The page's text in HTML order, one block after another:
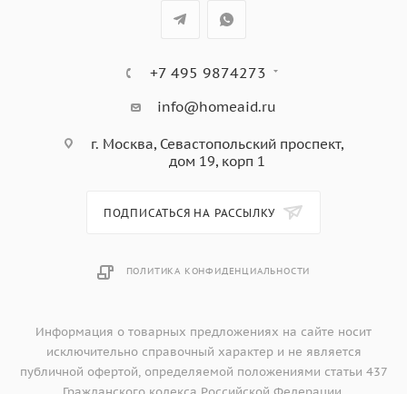
+7 495 9874273
info@homeaid.ru
г. Москва, Севастопольский проспект,
дом 19, корп 1
ПОДПИСАТЬСЯ НА РАССЫЛКУ
ПОЛИТИКА КОНФИДЕНЦИАЛЬНОСТИ
Информация о товарных предложениях на сайте носит
исключительно справочный характер и не является
публичной офертой, определяемой положениями статьи 437